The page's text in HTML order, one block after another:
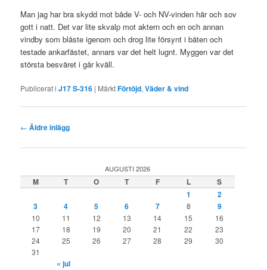
Man jag har bra skydd mot både V- och NV-vinden här och sov
gott i natt. Det var lite skvalp mot aktern och en och annan
vindby som blåste igenom och drog lite försynt i båten och
testade ankarfästet, annars var det helt lugnt. Myggen var det
största besväret i går kväll.
Publicerat i J17 S-316 | MärktFörtöjd,Väder & vind
Inläggsnavigering
← Äldre inlägg
AUGUSTI 2026
M T O T F L
S
1
2
3
4 5 6 7 8 9
10 11 12 13 14 15
16
17
18 19 20 21 22
23
24
25 26 27 28 29
30
31
« jul